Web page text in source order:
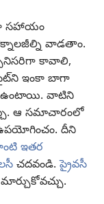
సహాయం
వాడతాం.
కావాలి,
ఇంకా బాగా
ఉంటాయి. వాటిని
ఆ సమాచారంలో
దీని
ఇతర
చదవండి.ప్రైవసీ
of Pennsylvania.
ప్రైవసీ సెటింగ్స్